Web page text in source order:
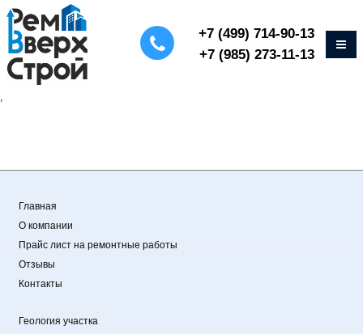
+7 (499) 714-90-13
+7 (985) 273-11-13
,
Главная
О компании
Прайс лист на ремонтные работы
Отзывы
Контакты
Геология участка